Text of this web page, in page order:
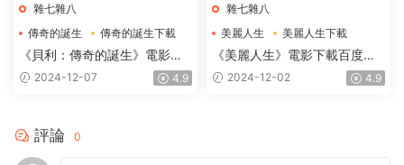
雜七雜八
傳奇的誕生
傳奇的誕生下載
傳奇的誕生電影下載
《貝利：傳奇的誕生》電影下
載百度網盤BD國語中英雙字
2024-12-07 4.9
雜七雜八
美麗人生
美麗人生下載
美麗人生電影下載
《美麗人生》電影下載百度網
盤1997.高清國語中英雙字
2024-12-02 4.9
評論 0